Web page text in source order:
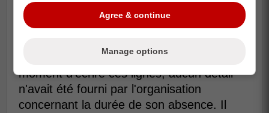
logo29
d'être inséré sur la liste des blessés. Au
moment d'écrire ces lignes, aucun détail
n'avait été fourni par l'organisation
concernant la durée de son absence. Il
Agree & continue
Manage options